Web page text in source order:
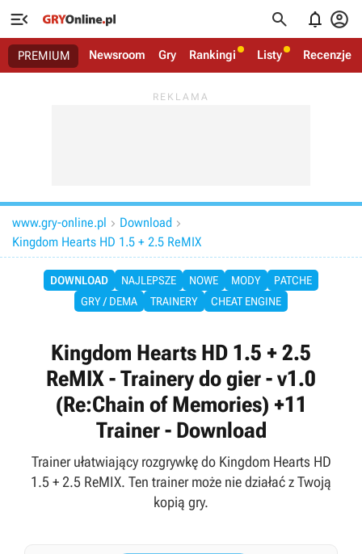
   
PREMIUM Newsroom Gry Rankingi Listy Recenzje
www.gry-online.pl  Download 
Kingdom Hearts HD 1.5 + 2.5 ReMIX
DOWNLOAD NAJLEPSZE NOWE MODY
PATCHE
GRY / DEMA
TRAINERY CHEAT ENGINE
Kingdom Hearts HD 1.5 + 2.5
ReMIX - Trainery do gier - v1.0
(Re:Chain of Memories) +11
Trainer - Download
Trainer ułatwiający rozgrywkę do Kingdom Hearts HD
1.5 + 2.5 ReMIX. Ten trainer może nie działać z Twoją
kopią gry.